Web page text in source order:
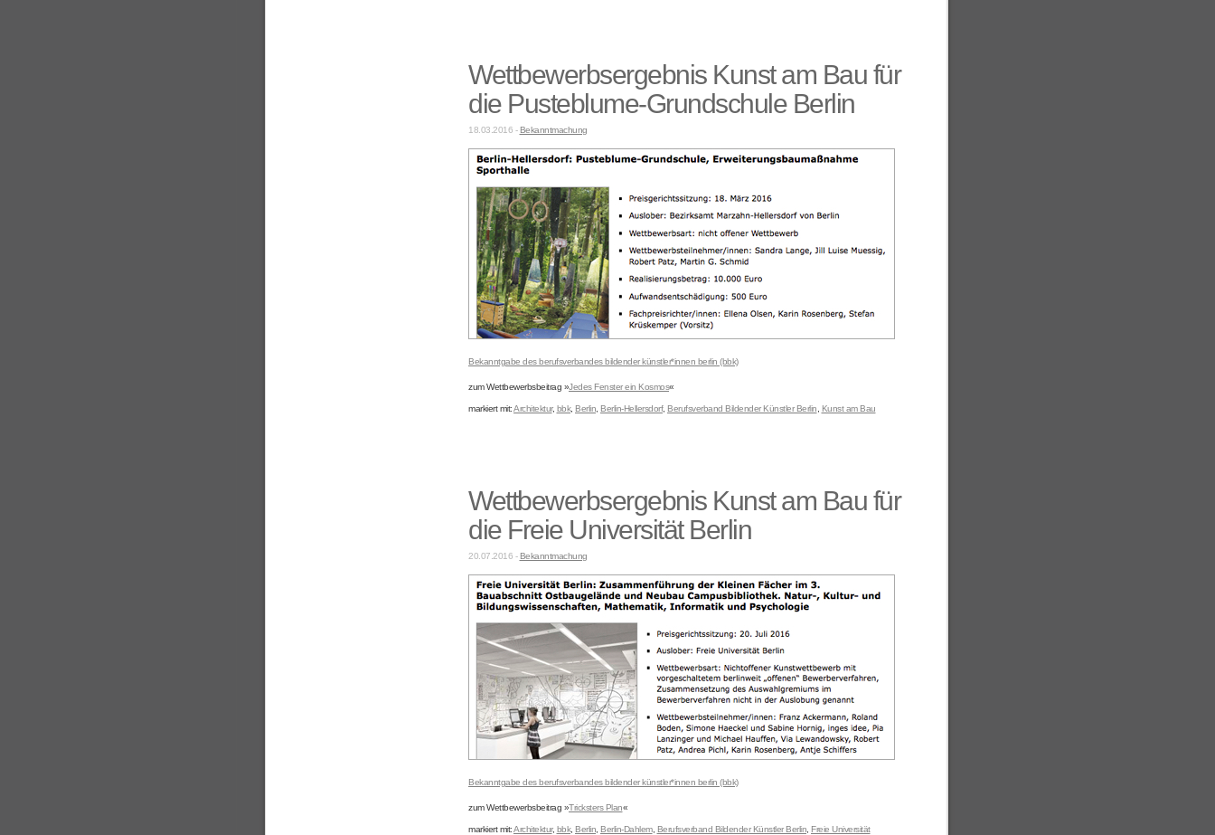
Wettbewerbsergebnis Kunst am Bau für
die Pusteblume-Grundschule Berlin
18.03.2016 - Bekanntmachung
Bekanntgabe des berufsverbandes bildender künstler*innen berlin (bbk)
zum Wettbewerbsbeitrag »Jedes Fenster ein Kosmos«
markiert mit:Architektur, bbk, Berlin Berlin-Hellersdorf, Berufsverband Bildender Künstler Berlin Kunst am Bau
Wettbewerbsergebnis Kunst am Bau für
die Freie Universität Berlin
20.07.2016 - Bekanntmachung
Bekanntgabe des berufsverbandes bildender künstler*innen berlin (bbk)
zum Wettbewerbsbeitrag »Tricksters Plan«
markiert mit:Architektur, bbk, Berlin Berlin-Dahlem, Berufsverband Bildender Künstler Berlin Freie Universität